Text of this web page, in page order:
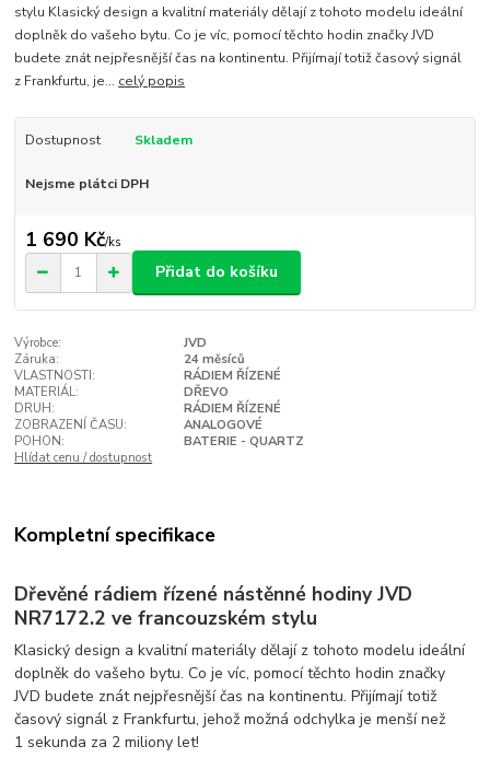
stylu Klasický design a kvalitní materiály dělají z tohoto modelu ideální
doplněk do vašeho bytu. Co je víc, pomocí těchto hodin značky JVD
budete znát nejpřesnější čas na kontinentu. Přijímají totiž časový signál
z Frankfurtu, je... celý popis
Dostupnost Skladem
Nejsme plátci DPH
1 690 Kč/ks
Přidat do košíku
Výrobce:
JVD
Záruka:
24 měsíců
VLASTNOSTI:
RÁDIEM ŘÍZENÉ
MATERIÁL:
DŘEVO
DRUH:
RÁDIEM ŘÍZENÉ
ZOBRAZENÍ ČASU:
ANALOGOVÉ
POHON:
BATERIE - QUARTZ
Hlídat cenu / dostupnost
Kompletní specifikace
Dřevěné rádiem řízené nástěnné hodiny JVD
NR7172.2 ve francouzském stylu
Klasický design a kvalitní materiály dělají z tohoto modelu ideální
doplněk do vašeho bytu. Co je víc, pomocí těchto hodin značky
JVD budete znát nejpřesnější čas na kontinentu. Přijímají totiž
časový signál z Frankfurtu, jehož možná odchylka je menší než
1 sekunda za 2 miliony let!